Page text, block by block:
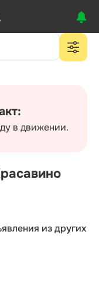
в движении.
из других